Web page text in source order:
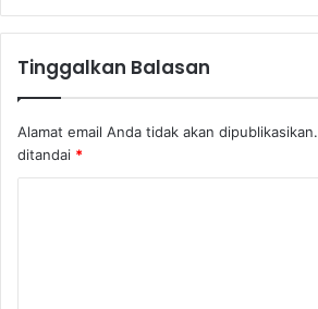
Tinggalkan Balasan
Alamat email Anda tidak akan dipublikasikan.
ditandai *